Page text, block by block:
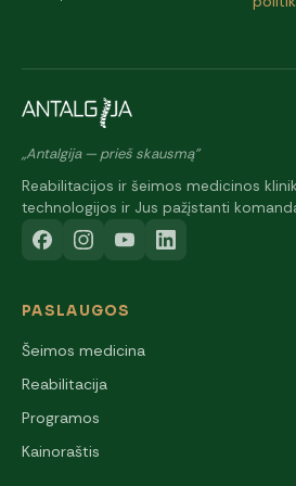
„Antalgija — prieš skausmą"
Reabilitacijos ir šeimos medicinos
technologijos ir Jus pažįstanti
PASLAUGOS
Šeimos medicina
Reabilitacija
Programos
Kainoraštis